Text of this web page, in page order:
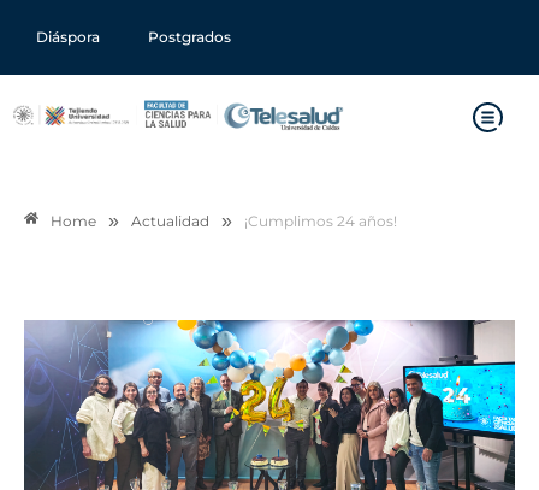
Diáspora Postgrados
Home » Actualidad » ¡Cumplimos 24 años!